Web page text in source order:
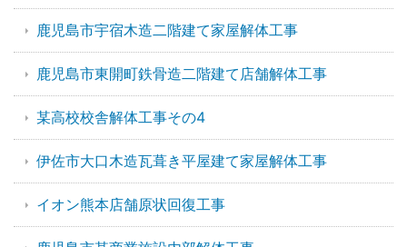
鹿児島市宇宿木造二階建て家屋解体工事
鹿児島市東開町鉄骨造二階建て店舗解体工事
某高校校舎解体工事その4
伊佐市大口木造瓦葺き平屋建て家屋解体工事
イオン熊本店舗原状回復工事